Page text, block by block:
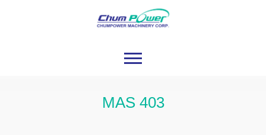
MAS 403